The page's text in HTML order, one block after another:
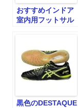
おすすめインドア
室内用フットサル
黒色のDESTAQUE